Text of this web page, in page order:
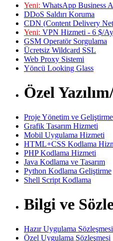
Yeni: WhatsApp Business
DDoS Saldırı Koruma
CDN (Content Delivery
Yeni: VPN Hizmeti - 6 $/Ay
GSM Operatör Sorgulama
Ücretsiz Wildcard SSL
Web Proxy Sistemi
Yöncü Looking Glass
Özel
Proje Yönetim ve Geliştirme
Grafik Tasarım Hizmeti
Mobil Uygulama Hizmeti
HTML+CSS Kodlama
PHP Kodlama Hizmeti
Java Kodlama ve Tasarım
Python Kodlama Geliştirme
Shell Script Kodlama
Bilgi ve
Hazır Uygulama Sözleşmesi
Özel Uygulama Sözleşmesi